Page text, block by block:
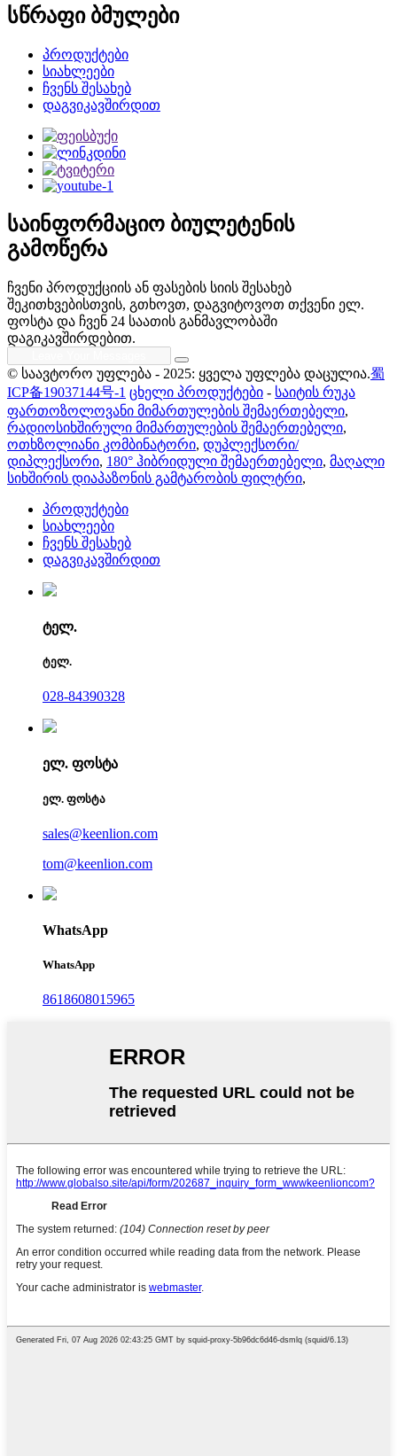
სწრაფი ბმულები
პროდუქტები
სიახლეები
ჩვენს შესახებ
დაგვიკავშირდით
საინფორმაციო ბიულეტენის
გამოწერა
ჩვენი პროდუქციის ან ფასების სიის შესახებ
შეკითხვებისთვის, გთხოვთ, დაგვიტოვოთ თქვენი ელ.
ფოსტა და ჩვენ 24 საათის განმავლობაში
დაგიკავშირდებით.
© საავტორო უფლება - 2025: ყველა უფლება დაცულია.蜀
ICP备19037144号-1 ცხელი პროდუქტები - საიტის რუკა
ფართოზოლოვანი მიმართულების შემაერთებელი,
რადიოსიხშირული მიმართულების შემაერთებელი,
ოთხზოლიანი კომბინატორი, დუპლექსორი/
დიპლექსორი, 180° ჰიბრიდული შემაერთებელი, მაღალი
სიხშირის დიაპაზონის გამტარობის ფილტრი,
პროდუქტები
სიახლეები
ჩვენს შესახებ
დაგვიკავშირდით
ტელ.
ტელ.
028-84390328
ელ. ფოსტა
ელ. ფოსტა
sales@keenlion.com
tom@keenlion.com
WhatsApp
WhatsApp
8618608015965